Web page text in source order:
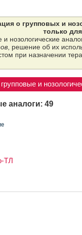
о групповых и
только
и нозологические
, решение об их
при назначении
и
аналоги: 49
ТЛ